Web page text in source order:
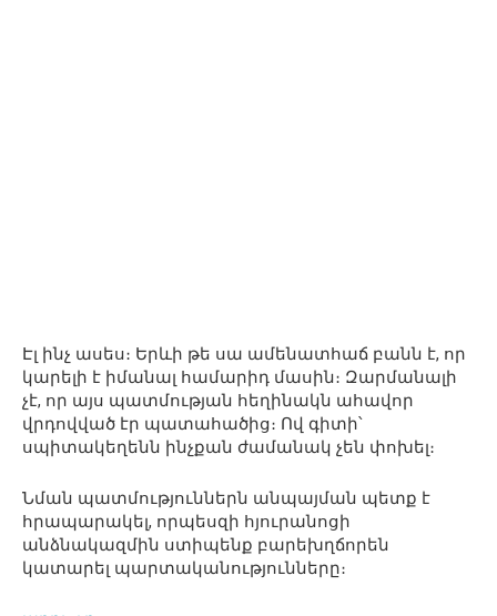
Էլ ինչ ասես։ Երևի թե սա ամենատհաճ բանն է, որ
կարելի է իմանալ համարիդ մասին։ Զարմանալի
չէ, որ այս պատմության հեղինակն ահավոր
վրդովված էր պատահածից։ Ով գիտի՝
սպիտակեղենն ինչքան ժամանակ չեն փոխել։
Նման պատմություններն անպայման պետք է
հրապարակել, որպեսզի հյուրանոցի
անձնակազմին ստիպենք բարեխղճորեն
կատարել պարտականությունները։